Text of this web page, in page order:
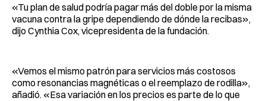
«Tu plan de salud podría pagar más del doble por la misma
vacuna contra la gripe dependiendo de dónde la recibas»,
dijo Cynthia Cox, vicepresidenta de la fundación.
«Vemos el mismo patrón para servicios más costosos
como resonancias magnéticas o el reemplazo de rodilla»,
añadió. «Esa variación en los precios es parte de lo que